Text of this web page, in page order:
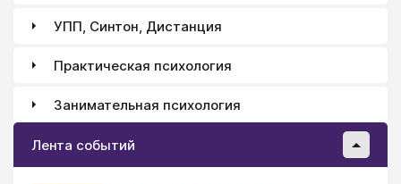
УПП, Синтон, Дистанция
Практическая психология
Занимательная психология
Лента событий